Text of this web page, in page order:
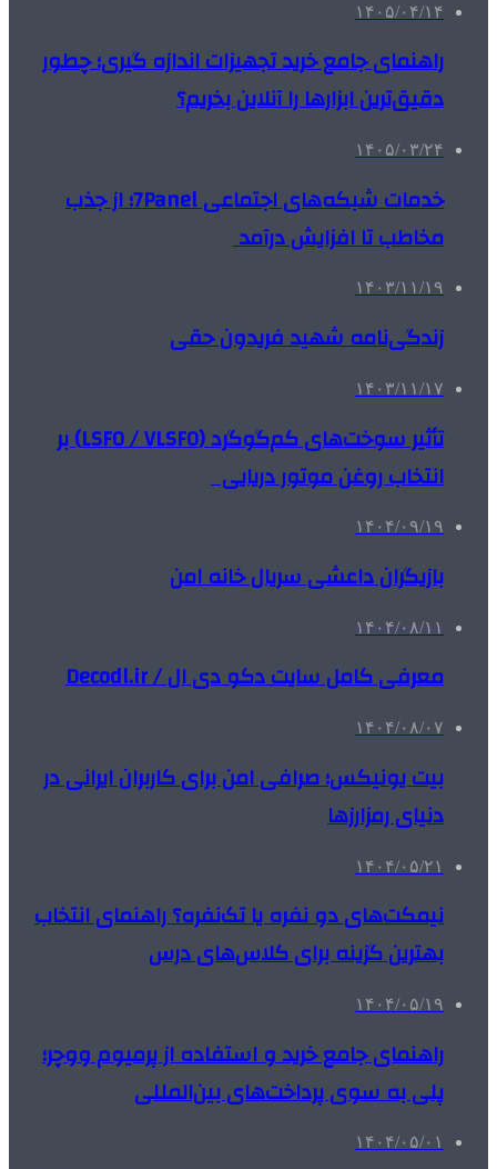
۱۴۰۵/۰۴/۱۴
راهنمای جامع خرید تجهیزات اندازه گیری؛ چطور
دقیق‌ترین ابزارها را آنلاین بخریم؟
۱۴۰۵/۰۳/۲۴
خدمات شبکه‌های اجتماعی 7Panel؛ از جذب
مخاطب تا افزایش درآمد
۱۴۰۳/۱۱/۱۹
زندگی‌نامه شهید فریدون حقی
۱۴۰۳/۱۱/۱۷
تأثیر سوخت‌های کم‌گوگرد (LSFO / VLSFO) بر
انتخاب روغن موتور دریایی
۱۴۰۴/۰۹/۱۹
بازیگران داعشی سریال خانه امن
۱۴۰۴/۰۸/۱۱
معرفی کامل سایت دکو دی ال / Decodl.ir
۱۴۰۴/۰۸/۰۷
بیت یونیکس؛ صرافی امن برای کاربران ایرانی در
دنیای رمزارزها
۱۴۰۴/۰۵/۲۱
نیمکت‌های دو نفره یا تک‌نفره؟ راهنمای انتخاب
بهترین گزینه برای کلاس‌های درس
۱۴۰۴/۰۵/۱۹
راهنمای جامع خرید و استفاده از پرمیوم ووچر؛
پلی به سوی پرداخت‌های بین‌المللی
۱۴۰۴/۰۵/۰۱